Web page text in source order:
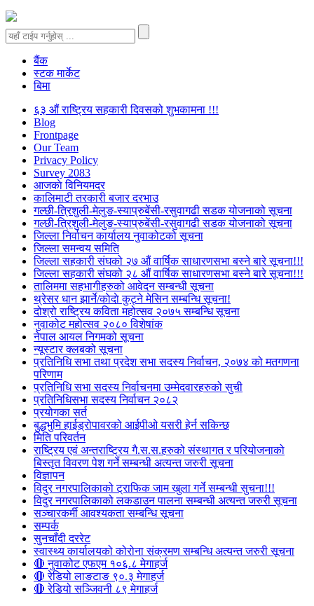
बैंक
स्टक मार्केट
बिमा
६३ औं राष्ट्रिय सहकारी दिवसको शुभकामना !!!
Blog
Frontpage
Our Team
Privacy Policy
Survey 2083
आजकाे विनियमदर
कालिमाटी तरकारी बजार दरभाउ
गल्छी-त्रिशुली-मेलुङ-स्याप्रुबेंसी-रसुवागढी सडक योजनाको सूचना
गल्छी-त्रिशुली-मेलुङ-स्याप्रुबेंसी-रसुवागढी सडक योजनाको सूचना
जिल्ला निर्वाचन कार्यालय नुवाकोटको सूचना
जिल्ला समन्वय समिति
जिल्ला सहकारी संघको २७ औं वार्षिक साधारणसभा बस्ने बारे सूचना!!!
जिल्ला सहकारी संघको २८ औं वार्षिक साधारणसभा बस्ने बारे सूचना!!!
तालिममा सहभागीहरुको आवेदन सम्बन्धी सूचना
थ्रेसर धान झार्ने/काेदाे कुट्ने मेसिन सम्बन्धि सूचना!
दोश्रो राष्ट्रिय कविता महोत्सव २०७५ सम्बन्धि सूचना
नुवाकोट महोत्सव २०८० विशेषांक
नेपाल आयल निगमको सूचना
न्यूस्टार क्लबको सूचना
प्रतिनिधि सभा तथा प्रदेश सभा सदस्य निर्वाचन, २०७४ को मतगणना
परिणाम
प्रतिनिधि सभा सदस्य निर्वाचनमा उम्मेदवारहरुको सुची
प्रतिनिधिसभा सदस्य निर्वाचन २०८२
प्रयोगका सर्त
बुद्धभुमि हाईड्रोपावरको आईपीओ यसरी हेर्न सकिन्छ
मिति परिवर्तन
राष्ट्रिय एवं अन्तराष्ट्रिय गै.स.स.हरुको संस्थागत र परियोजनाको
बिस्तृत विवरण पेश गर्ने सम्बन्धी अत्यन्त जरुरी सूचना
विज्ञापन
विदुर नगरपालिकाको ट्राफिक जाम खुला गर्ने सम्बन्धी सुचना!!!
विदुर नगरपालिकाको लकडाउन पालना सम्बन्धी अत्यन्त जरुरी सूचना
सञ्चारकर्मी आवश्यकता सम्बन्धि सूचना
सम्पर्क
सुनचाँदी दररेट
स्वास्थ्य कार्यालयको कोरोना संक्रमण सम्बन्धि अत्यन्त जरुरी सूचना
🔴 नुवाकोट एफएम १०६.८ मेगाहर्ज
🔴 रेडियो लाङटाङ ९०.३ मेगाहर्ज
🔴 रेडियो सञ्जिवनी ८९ मेगाहर्ज